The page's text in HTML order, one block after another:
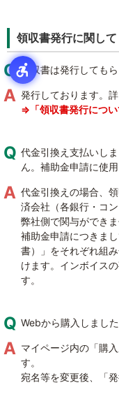
領収書発行に関して
領収書は発行してもら
発行しております。
⇒「領収書発行につい
代金引換え支払いし
ん。補助金申請に使
代金引換えの場合、
済会社（各銀行・コ
弊社側で関与ができま
補助金申請につきま
書）」をそれぞれ組
けます。インボイス
す。
Webから購入しまし
マイページ内の「購
す。
宛名等を変更後、「